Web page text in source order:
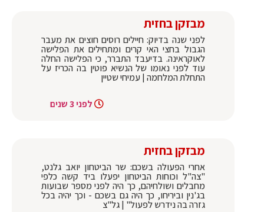
מבזקן בחזית
לפני שנה בדיוק: חיילים רוסים חוצים את מעבר
הגבול בחצי האי קרים ומתחילים את הפלישה
לאוקראינה. בדיעבד התברר, כי הפלישה החלה
עוד לפני נאומו של הנשיא פוטין בה הכריז על
התחלת המלחמה | עמיחי שטיין
לפני 3 שנים
מבזקן בחזית
אחרי הפעולה בשכם: שר הביטחון יואב גלנט,
"צה"ל וכוחות הביטחון יפעלו ביד קשה כלפי
מחבלים ושולחיהם, כך היה לפני מספר שבועות
בג'נין וביריחו, כך היה גם בשכם - וכך יהיה בכל
גזרה בה נידרש לפעול" | גל"צ